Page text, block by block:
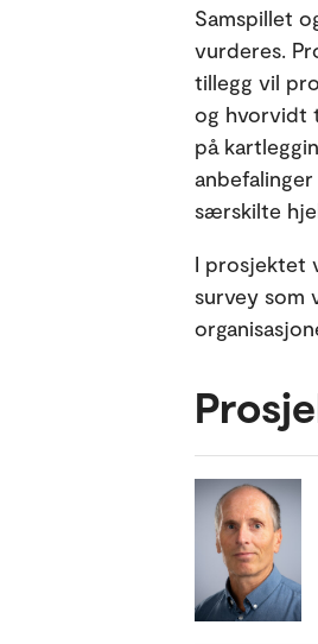
Samspillet
vurderes.
tillegg vil
og hvorvidt
på
særskilte
I prosjektet
survey som